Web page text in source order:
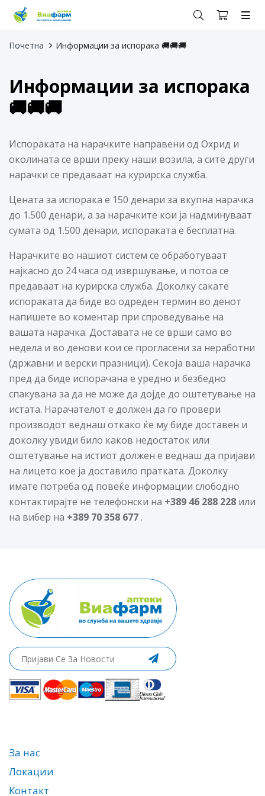
Почетна Информации за испорака 🚚🚚🚚
Информации за испорака
🚚🚚🚚
Испораката на нарачките направени од Охрид и
околината се врши преку наши возила, а сите други
нарачки се предаваат на курирска служба.
Цената за испорака е 150 денари за вкупна нарачка
до 1.500 денари, а за нарачките кои ја надминуваат
сумата од 1.500 денари, испораката е бесплатна.
Нарачките во нашиот систем се обработуваат
најкасно до 24 часа од извршување, и потоа се
предаваат на курирска служба. Доколку сакате
испораката да биде во одреден термин во денот
напишете во коментар при спроведување на
вашата нарачка. Доставата не се врши само во
недела и во денови кои се прогласени за неработни
(државни и верски празници). Секоја ваша нарачка
пред да биде испорачана е уредно и безбедно
спакувана за да не може да дојде до оштетување на
истата. Нарачателот е должен да го провери
производот веднаш откако ќе му биде доставен и
доколку увиди било каков недостаток или
оштетување на истиот должен е веднаш да пријави
на лицето кое ја доставило пратката. Доколку
имате потреба од повеќе информации слободно
контактирајте не телефонски на +389 46 288 228 или
на вибер на +389 70 358 677.
За нас
Локации
Контакт